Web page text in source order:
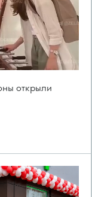
открыли